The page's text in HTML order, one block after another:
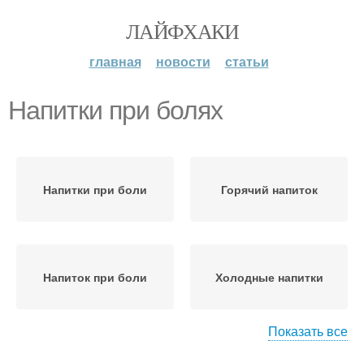
ЛАЙФХАКИ
главная новости статьи
Напитки при болях
Напитки при боли Горячий напиток
Напиток при боли Холодные напитки
Показать все